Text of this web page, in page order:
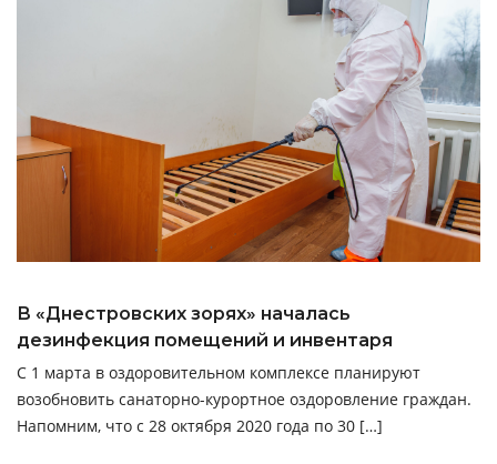
В «Днестровских зорях» началась
дезинфекция помещений и инвентаря
С 1 марта в оздоровительном комплексе планируют
возобновить санаторно-курортное оздоровление граждан.
Напомним, что с 28 октября 2020 года по 30 […]